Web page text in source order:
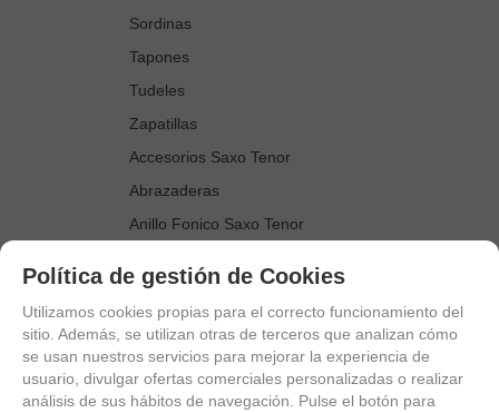
Sordinas
Tapones
Tudeles
Zapatillas
Accesorios Saxo Tenor
Abrazaderas
Anillo Fonico Saxo Tenor
Boquillas
Boquilleros
Cañas
Política de gestión de Cookies
Utilizamos cookies propias para el correcto funcionamiento del
sitio. Además, se utilizan otras de terceros que analizan cómo
se usan nuestros servicios para mejorar la experiencia de
usuario, divulgar ofertas comerciales personalizadas o realizar
análisis de sus hábitos de navegación. Pulse el botón para